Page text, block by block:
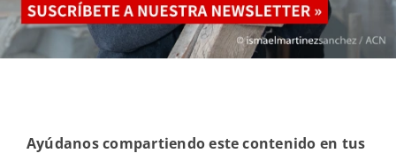
Ayúdanos compartiendo este contenido en tus